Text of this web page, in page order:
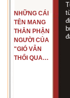
NHỮNG CÁI
TÊN MANG
THÂN PHẬN
NGƯỜI CỦA
"GIÓ VẪN
THỔI QUA